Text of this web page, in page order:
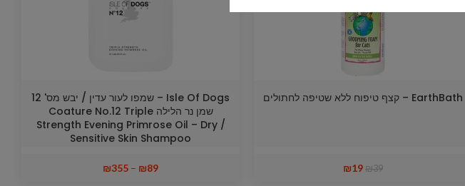
EarthBath – קצף טיפוח ללא שטיפה לחתולים
₪39
₪19
Isle Of Dogs – שמפו לעור עדין / יבש מס' 12
שמן נר הלילה Coature No.12 Triple
Strength Evening Primrose Oil – Dry /
Sensitive Skin Shampoo
₪89
–
₪355